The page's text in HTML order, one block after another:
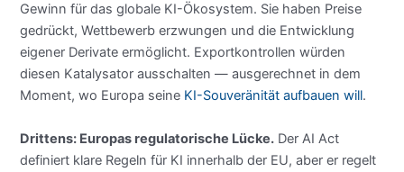
Gewinn für das globale KI-Ökosystem. Sie haben Preise
gedrückt, Wettbewerb erzwungen und die Entwicklung
eigener Derivate ermöglicht. Exportkontrollen würden
diesen Katalysator ausschalten — ausgerechnet in dem
Moment, wo Europa seine KI-Souveränität aufbauen will.
Drittens: Europas regulatorische Lücke. Der AI Act
definiert klare Regeln für KI innerhalb der EU, aber er regelt